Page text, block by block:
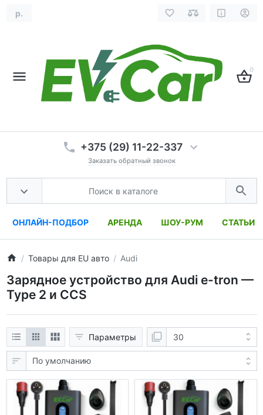
р.
0
+375 (29) 11-22-337
Заказать обратный звонок
ОНЛАЙН-ПОДБОР АРЕНДА ШОУ-РУМ СТАТЬИ
Товары для EU авто Audi
Зарядное устройство для Audi e-tron —
Type 2 и CCS
Параметры